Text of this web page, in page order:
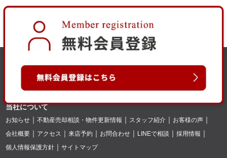
当社について
お知らせ 不動産売却相談・物件更新情報 スタッフ紹介
お客様の声
会社概要
アクセス 来店予約 お問合わせ LINEで相談
採用情報
個人情報保護方針
サイトマップ